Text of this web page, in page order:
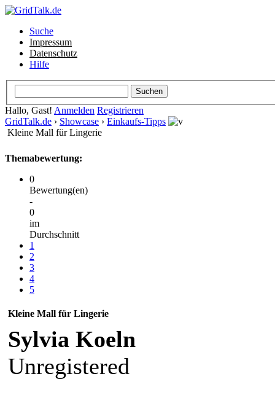
Suche
Impressum
Datenschutz
Hilfe
Hallo, Gast! Anmelden Registrieren
GridTalk.de › Showcase › Einkaufs-Tipps
Kleine Mall für Lingerie
Themabewertung:
0
Bewertung(en)
-
0
im
Durchschnitt
1
2
3
4
5
Kleine Mall für Lingerie
Sylvia Koeln
Unregistered